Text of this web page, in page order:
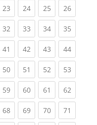
23(current)
24(current)
25(current)
26
32(current)
33(current)
34(current)
35
41 (current)
42(current)
43(current)
44
50(current)
51 (current)
52(current)
53
59(current)
60(current)
61 (current)
62
68(current)
69(current)
70(current)
71